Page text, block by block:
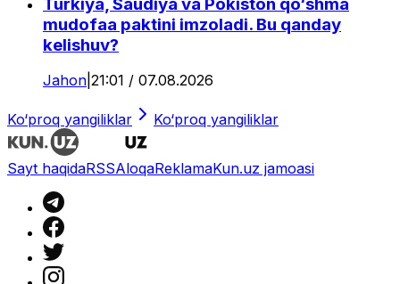
mudofaa paktini imzoladi. Bu qanday
kelishuv?
Jahon 21:01 / 07.08.2026
Ko‘proq yangiliklar Ko‘proq yangiliklar
Sayt haqidaRSSAloqaReklamaKun.uz jamoasi